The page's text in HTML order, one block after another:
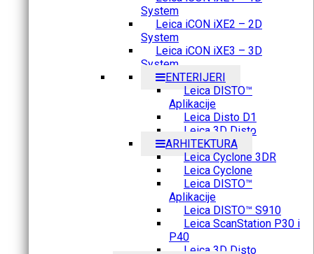
System
Leica iCON iXE2 – 2D
System
Leica iCON iXE3 – 3D
System
ENTERIJERI
Leica DISTO™
Aplikacije
Leica Disto D1
Leica 3D Disto
ARHITEKTURA
Leica Cyclone 3DR
Leica Cyclone
Leica DISTO™
Aplikacije
Leica DISTO™ S910
Leica ScanStation P30 i
P40
Leica 3D Disto